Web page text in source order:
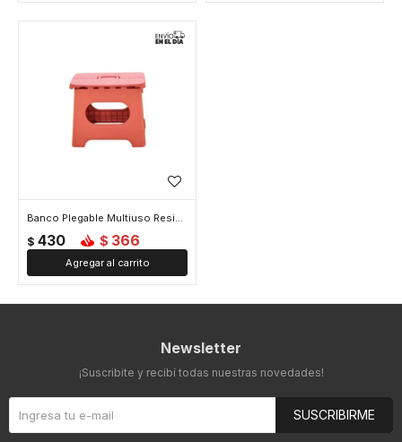
Banco Plegable Multiuso Resistente - Naranja
$ 430 $ 366
Newsletter
¡Suscribite y recibí todas nuestras novedades!
SUSCRIBIRME